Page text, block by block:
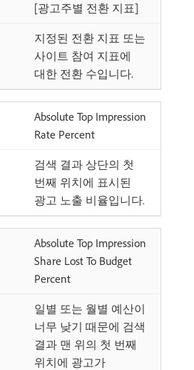
[광고주별 전환 지표]
지정된 전환 지표 또는
사이트 참여 지표에
대한 전환 수입니다.
Absolute Top Impression
Rate Percent
검색 결과 상단의 첫
번째 위치에 표시된
광고 노출 비율입니다.
Absolute Top Impression
Share Lost To Budget
Percent
일별 또는 월별 예산이
너무 낮기 때문에 검색
결과 맨 위의 첫 번째
위치에 광고가